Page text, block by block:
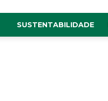
SUSTENTABILIDADE